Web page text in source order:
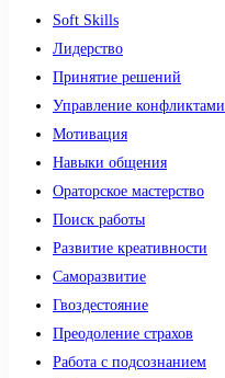
Soft Skills
Лидерство
Принятие решений
Управление конфликтами
Мотивация
Навыки общения
Ораторское мастерство
Поиск работы
Развитие креативности
Саморазвитие
Гвоздестояние
Преодоление страхов
Работа с подсознанием